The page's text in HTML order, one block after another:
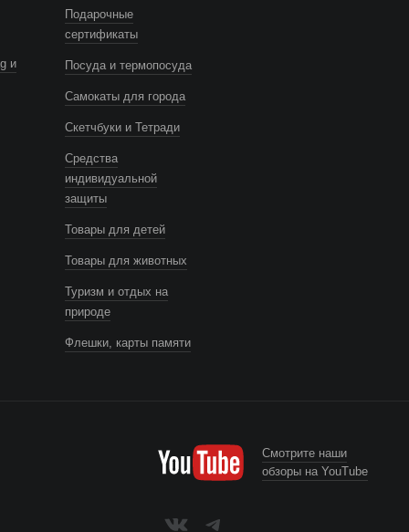
и
Подарочные
сертификаты
Посуда и термопосуда
Самокаты для города
Скетчбуки и Тетради
Средства
индивидуальной
защиты
Товары для детей
Товары для животных
Туризм и отдых на
природе
Флешки, карты памяти
Смотрите наши
обзоры на YouTube